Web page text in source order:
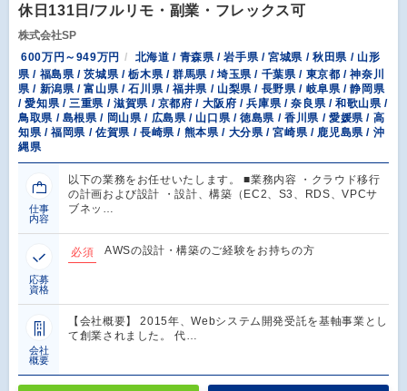
休日131日/フルリモ・副業・フレックス可
株式会社SP
600万円～949万円
北海道 / 青森県 / 岩手県 / 宮城県 / 秋田県 / 山形
県 / 福島県 / 茨城県 / 栃木県 / 群馬県 / 埼玉県 / 千葉県 / 東京都 / 神奈川
県 / 新潟県 / 富山県 / 石川県 / 福井県 / 山梨県 / 長野県 / 岐阜県 / 静岡県
/ 愛知県 / 三重県 / 滋賀県 / 京都府 / 大阪府 / 兵庫県 / 奈良県 / 和歌山県 /
鳥取県 / 島根県 / 岡山県 / 広島県 / 山口県 / 徳島県 / 香川県 / 愛媛県 / 高
知県 / 福岡県 / 佐賀県 / 長崎県 / 熊本県 / 大分県 / 宮崎県 / 鹿児島県 / 沖
縄県
仕事
内容
以下の業務をお任せいたします。 ■業務内容 ・クラウド移行
の計画および設計 ・設計、構築（EC2、S3、RDS、VPCサ
ブネッ…
応募
資格
必須 AWSの設計・構築のご経験をお持ちの方
会社
概要
【会社概要】 2015年、Webシステム開発受託を基軸事業とし
て創業されました。 代…